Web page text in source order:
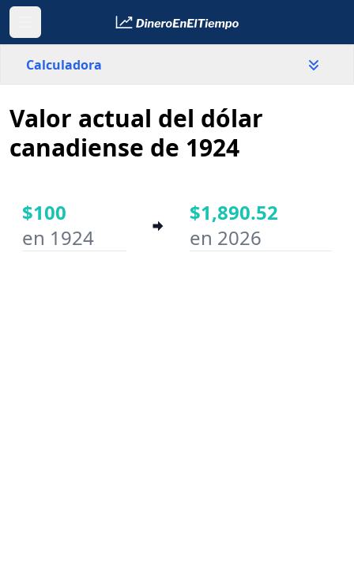
Calculadora
Canadá
País
Año inicial
Valor actual del dólar
canadiense de 1924
$100
en 1924
$1,890.52
en 2026